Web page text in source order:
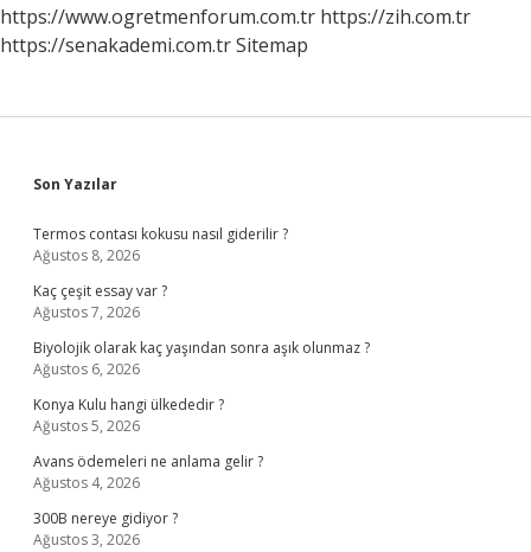
https://www.ogretmenforum.com.tr https://zih.com.tr
https://senakademi.com.trSitemap
Sidebar
Son Yazılar
Termos contası kokusu nasıl giderilir ?
Ağustos 8, 2026
Kaç çeşit essay var ?
Ağustos 7, 2026
Biyolojik olarak kaç yaşından sonra aşık olunmaz ?
Ağustos 6, 2026
Konya Kulu hangi ülkededir ?
Ağustos 5, 2026
Avans ödemeleri ne anlama gelir ?
Ağustos 4, 2026
300B nereye gidiyor ?
Ağustos 3, 2026